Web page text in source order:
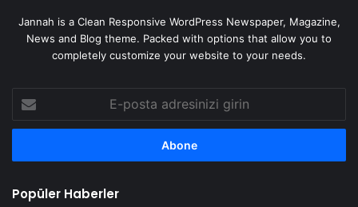
Jannah is a Clean Responsive WordPress Newspaper, Magazine,
News and Blog theme. Packed with options that allow you to
completely customize your website to your needs.
posta
adresinizi
Popüler Haberler